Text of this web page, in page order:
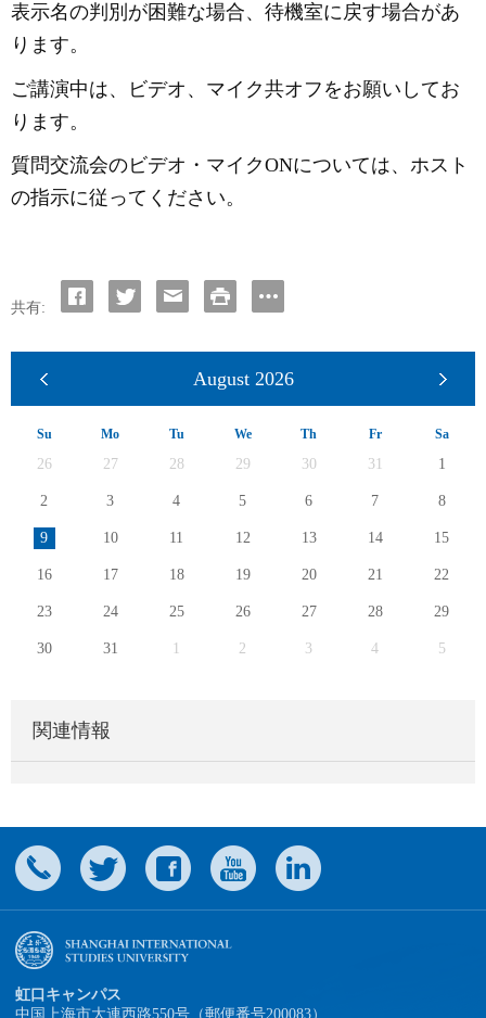
表示名の判別が困難な場合、待機室に戻す場合があ
ります。
ご講演中は、ビデオ、マイク共オフをお願いしてお
ります。
質問交流会のビデオ・マイクONについては、ホスト
の指示に従ってください。
共有:
August 2026
Su Mo Tu We Th Fr Sa
26 27 28 29 30 31 1
2 3 4 5 6 7 8
9 10 11 12 13 14 15
16 17 18 19 20 21 22
23 24 25 26 27 28 29
30 31 1 2 3 4 5
関連情報
虹口キャンパス
中国上海市大連西路550号（郵便番号200083）